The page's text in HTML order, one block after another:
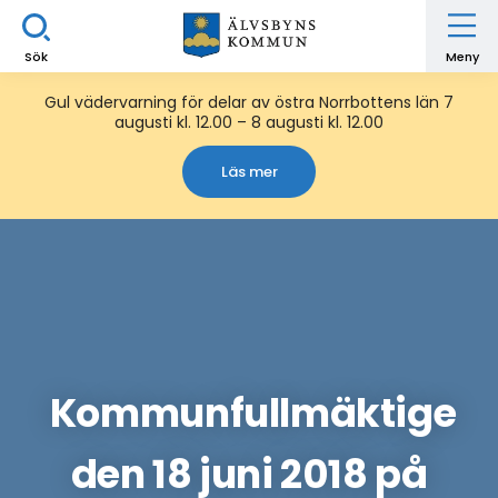
Sök Meny
Gul vädervarning för delar av östra Norrbottens län 7
augusti kl. 12.00 – 8 augusti kl. 12.00
Läs mer
Kommunfullmäktige
den 18 juni 2018 på